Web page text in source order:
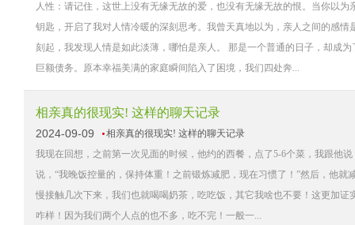
人性：请记住，这世上没有无缘无故的爱，也没有无缘无故的恨。当你以
钥匙，开启了我对人情冷暖的深刻思考。我曾天真地以为，亲人之间的感
刻起，我发现人情是如此淡薄，哪怕是亲人。 那是一个普通的日子，却成
巨额债务。原本幸福美满的家庭瞬间陷入了困境，我们四处奔...
相亲真的很现实! 这样的聊天记录
2024-09-09
相亲真的很现实! 这样的聊天记录
我现在回想，之前第一次见面的时候，他约的西餐，点了5-6个菜，我跟他
说，“我晚饭控量的，保持体重！之前锻炼减肥，现在习惯了！”然后，他
慢接触几次下来，我们也就喝喝奶茶，吃吃饭，其它我啥也不要！这更加
咋样！因为我们两个人点的也不多，吃不完！一般一...